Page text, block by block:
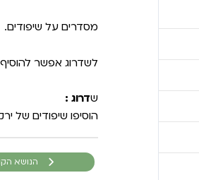
מסדרים על שיפודים.
לשדרוג אפשר להוסיף
שדרוג :
הוסיפו שיפודים של
הנושא